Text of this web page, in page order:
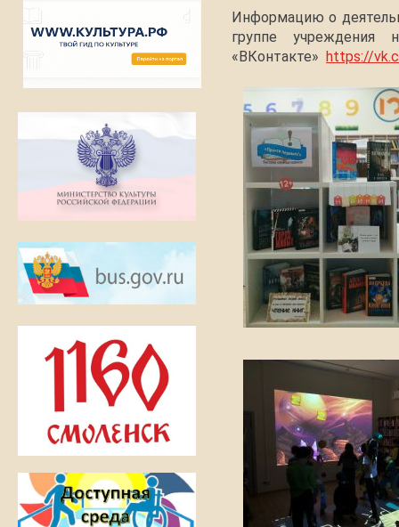
Информацию о
группе учреждения
«ВКонтакте» https://